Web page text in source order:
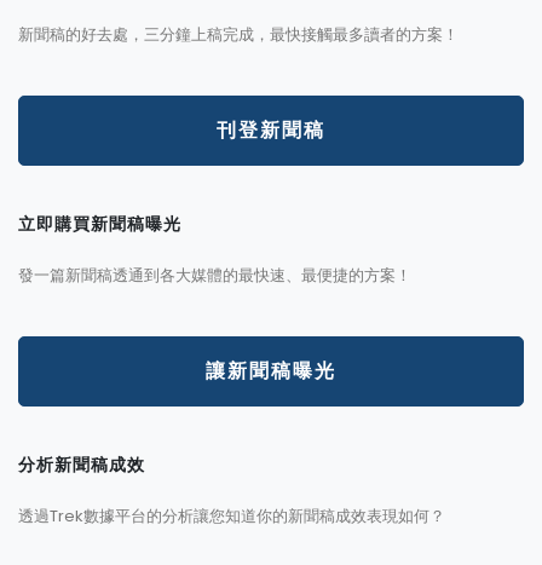
新聞稿的好去處，三分鐘上稿完成，最快接觸最多讀者的方案！
刊登新聞稿
立即購買新聞稿曝光
發一篇新聞稿透通到各大媒體的最快速、最便捷的方案！
讓新聞稿曝光
分析新聞稿成效
透過Trek數據平台的分析讓您知道你的新聞稿成效表現如何？